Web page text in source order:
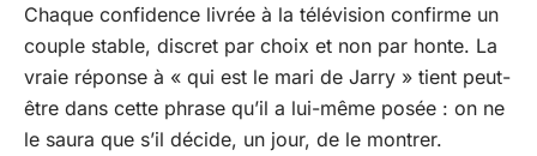
Chaque confidence livrée à la télévision confirme un
couple stable, discret par choix et non par honte. La
vraie réponse à « qui est le mari de Jarry » tient peut-
être dans cette phrase qu’il a lui-même posée : on ne
le saura que s’il décide, un jour, de le montrer.